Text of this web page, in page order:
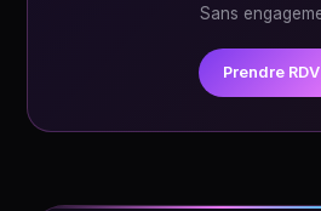
Sans
Prendre RDV